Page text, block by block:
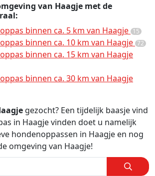
van Haagje met de
binnen ca. 5 km van Haagje 15
binnen ca. 10 km van Haagje 72
binnen ca. 15 km van Haagje
binnen ca. 30 km van Haagje
gezocht? Een tijdelijk baasje vind
in Haagje vinden doet u namelijk
hondenoppassen in Haagje en nog
omgeving van Haagje!